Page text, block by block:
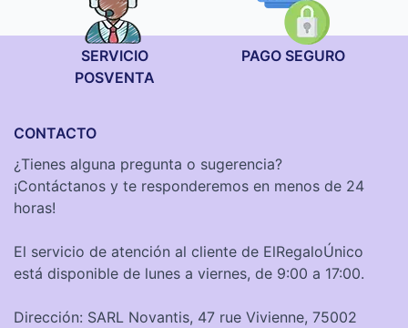
SERVICIO
POSVENTA
PAGO SEGURO
CONTACTO
¿Tienes alguna pregunta o sugerencia?
¡Contáctanos y te responderemos en menos de 24
horas!
El servicio de atención al cliente de ElRegaloÚnico
está disponible de lunes a viernes, de 9:00 a 17:00.
Dirección: SARL Novantis, 47 rue Vivienne, 75002